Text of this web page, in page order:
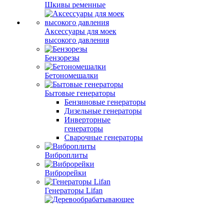
Шкивы ременные
Аксессуары для моек
высокого давления
Бензорезы
Бетономешалки
Бытовые генераторы
Бензиновые генераторы
Дизельные генераторы
Инверторные
генераторы
Сварочные генераторы
Виброплиты
Виброрейки
Генераторы Lifan